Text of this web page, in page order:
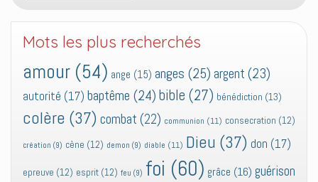
Mots les plus recherchés
amour (54) ange (15) anges (25) argent (23)
autorité (17) baptême (24) bible (27) bénédiction (13)
colère (37) combat (22) communion (11) consecration (12)
création (9) cène (12) demon (9) diable (11) Dieu (37) don (17)
epreuve (12) esprit (12) feu (9) foi (60) grâce (16) guérison